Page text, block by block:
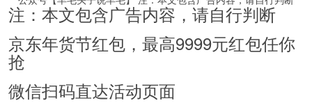
注：本文包含广告内容，请自行判断
京东年货节红包，最高9999元红包任你
抢
微信扫码直达活动页面